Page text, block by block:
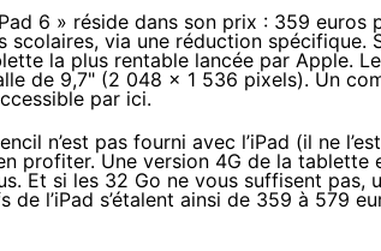
6 » réside dans son prix : 359 euros
scolaires, via une réduction spécifique.
la plus rentable lancée par Apple.
de 9,7" (2 048 x 1 536 pixels). Un
par ici.
n’est pas fourni avec l’iPad (il ne
profiter. Une version 4G de la tablette
Et si les 32 Go ne vous suffisent pas,
l’iPad s’étalent ainsi de 359 à 579